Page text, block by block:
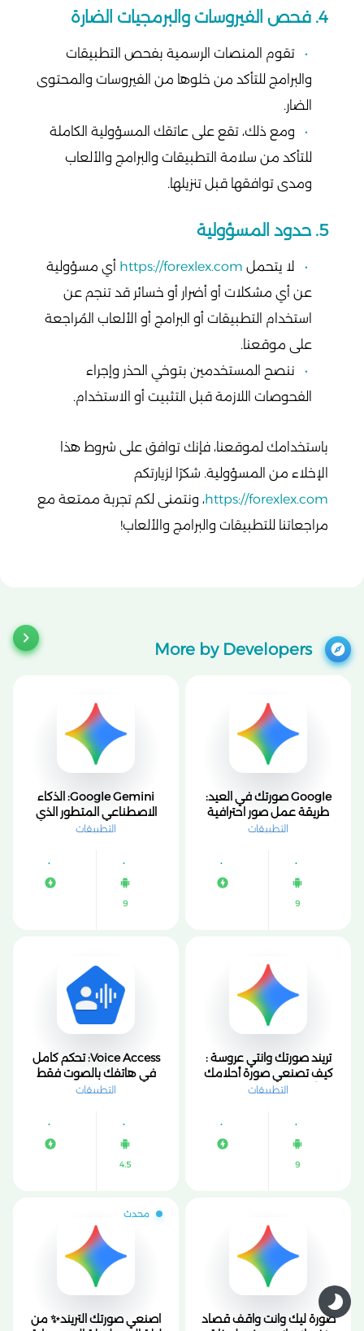
4. فحص الفيروسات والبرمجيات الضارة
تقوم المنصات الرسمية بفحص التطبيقات
والبرامج للتأكد من خلوها من الفيروسات والمحتوى
الضار.
ومع ذلك، تقع على عاتقك المسؤولية الكاملة
للتأكد من سلامة التطبيقات والبرامج والألعاب
ومدى توافقها قبل تنزيلها.
5. حدود المسؤولية
لا يتحمل https://forexlex.com أي مسؤولية
عن أي مشكلات أو أضرار أو خسائر قد تنجم عن
استخدام التطبيقات أو البرامج أو الألعاب المُراجعة
على موقعنا.
ننصح المستخدمين بتوخي الحذر وإجراء
الفحوصات اللازمة قبل التثبيت أو الاستخدام.
باستخدامك لموقعنا، فإنك توافق على شروط هذا
الإخلاء من المسؤولية. شكرًا لزيارتكم
https://forexlex.com، ونتمنى لكم تجربة ممتعة مع
مراجعاتنا للتطبيقات والبرامج والألعاب!
More by Developers
Google صورتك في العيد:
طريقة عمل صور احترافية
بالذكاء الاصطناعي 2026
التطبيقات
9
Google Gemini: الذكاء
الاصطناعي المتطور الذي
يغيّر طريقتك مع العالم
التطبيقات
9
تريند صورتك وانتي عروسة :
كيف تصنعي صورة أحلامك
بأسلوب عصري وجذاب
التطبيقات
9
Voice Access: تحكم كامل
في هاتفك بالصوت فقط
بدون لمس الشاشة
التطبيقات
4.5
صورة ليك وانت واقف قصاد
محدث
اصنعي صورتك التريند✨ من